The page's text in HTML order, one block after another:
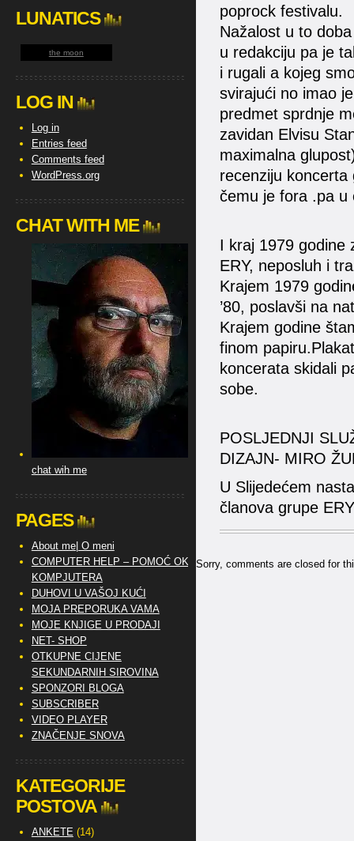
poprock festivalu.
Nažalost u to
u redakciju pa je
i rugali a kojeg
svirajući no imao
predmet sprdnje
zavidan Elvisu
maximalna
recenziju
čemu je fora .pa u
I kraj 1979 godine
ERY, neposluh i
Krajem 1979
’80, poslavši na
Krajem godine
finom
koncerata skidali
sobe.
POSLJEDNJI
DIZAJN- MIRO
U Slijedećem
članova grupe
Sorry, comments are closed for
LUNATICS
the moon
LOG IN
Log in
Entries feed
Comments feed
WordPress.org
CHAT WITH ME
chat wih me
PAGES
About me| O meni
COMPUTER HELP – POMOĆ OKO
KOMPJUTERA
DUHOVI U VAŠOJ KUĆI
MOJA PREPORUKA VAMA
MOJE KNJIGE U PRODAJI
NET- SHOP
OTKUPNE CIJENE
SEKUNDARNIH SIROVINA
SPONZORI BLOGA
SUBSCRIBER
VIDEO PLAYER
ZNAČENJE SNOVA
KATEGORIJE
POSTOVA
ANKETE (14)